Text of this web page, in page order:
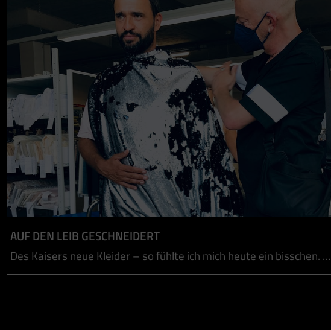
AUF DEN LEIB GESCHNEIDERT
Des Kaisers neue Kleider – so fühlte ich mich heute ein bisschen. …